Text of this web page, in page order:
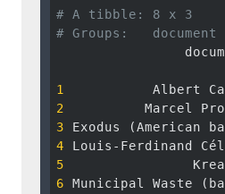
# A tibble: 8 x 3
# Groups:   document
1
2
Marcel
3 Exodus
4 Louis-Ferdinand
5
6 Municipal Waste